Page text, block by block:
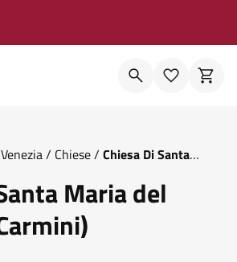
/ Chiese/ Chiesa Di Santa
Maria del